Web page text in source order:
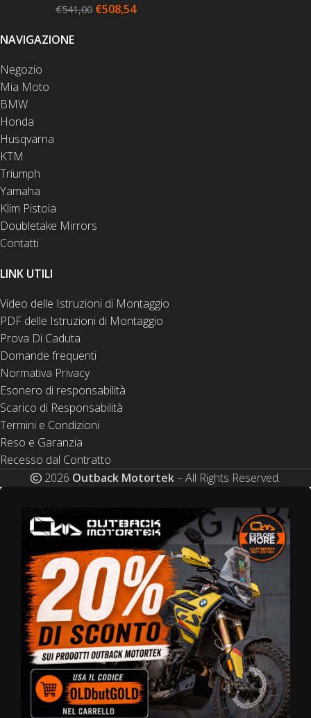
€541,00 €508,54
NAVIGAZIONE
Negozio
Mia Moto
BMW
Honda
Husqvarna
KTM
Triumph
Yamaha
Klim Pistoia
Doubletake Mirrors
Contatti
LINK UTILI
Video delle Istruzioni di Montaggio
PDF delle Istruzioni di Montaggio
Prova Di Caduta
Domande frequenti
Normativa Privacy
Esonero di responsabilità
Scarico di Responsabilità
Termini e Condizioni
Reso e Garanzia
Recesso dal Contratto
2026 Outback Motortek– All Rights Reserved.